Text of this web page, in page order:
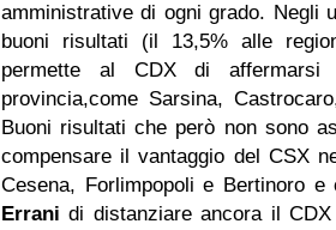
amministrative di ogni grado. Negli
buoni risultati (il 13,5% alle
permette al CDX di
provincia,come Sarsina,
Buoni risultati che però non sono
compensare il vantaggio del CSX
Cesena, Forlimpopoli e Bertinoro e
Errani di distanziare ancora il